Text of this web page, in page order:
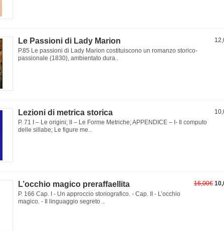
Le Passioni di Lady Marion
P.85 Le passioni di Lady Marion costituiscono un romanzo storico-
passionale (1830), ambientato dura..
Lezioni di metrica storica
P. 71 I – Le origini; II – Le Forme Metriche; APPENDICE – I- Il computo
delle sillabe; Le figure me..
16,00€
L’occhio magico preraffaellita
P. 166 Cap. I - Un approccio storiografico. - Cap. II - L’occhio
magico. - Il linguaggio segreto ..